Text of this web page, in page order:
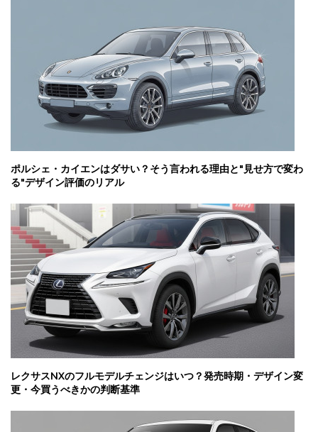
ポルシェ・カイエンはダサい？そう言われる理由と"見せ方で変わ
る"デザイン評価のリアル
レクサスNXのフルモデルチェンジはいつ？発売時期・デザイン変
更・今買うべきかの判断基準